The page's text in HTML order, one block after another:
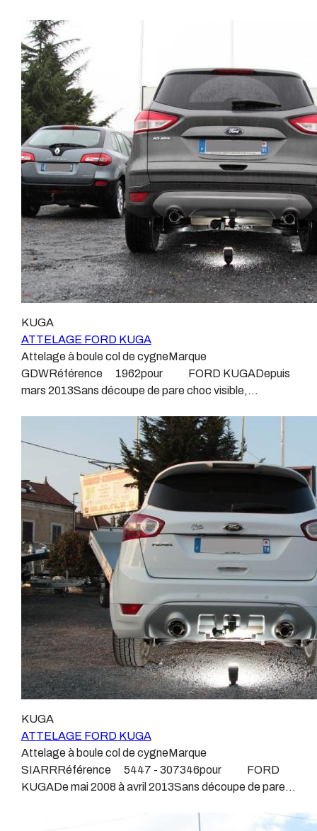
spécifiquement pour votre véhicule, se branchant aux
emplacements prévus et suivant les normes
constructeurs. En dehors de quelques rares cas, nous
ne montons jamais de faisceau appelé : adaptable,
universel, modulable, smart…., et quand nous le
faisons, s’il n’existe pas d’autre choix, nous utilisons le
plus haut de gamme du marché, le plus fiable et le plus
stable. Il faut savoir que le montage d’un faisceau non
conforme ou adaptable vous fera perdre tout recours et
toute garantie auprès du constructeur en cas de
défaillance. Ce genre de faisceau est souvent mal
monté, alimenté par les éclairages intérieurs et fait
courir de vrai risque technique à votre véhicule. Nous
n’intervenons pas sur les véhicules ayant ce type de
montage non conforme. Voilà pourquoi il est nécessaire
de confier la pose d'un attelage à un professionnel
agréé, habitué à poser des attelages et respectant les
différentes dénominations pour un attelage sont :
Attelage pour voiture, crochet d’attelage, boule pour
voiture, attache remorque, attache voiture, attelage
camion, crochet voiture, attache auto, boule pour
remorque, boule d’arrimage, crochet d’attache.
kgValeur S 105 kgPoids de l'attelage 19.8
kgAnhängerkupplung FORD KUGAPatrick Remorques
se conjugue avec ATTELAGE depuis 1968.Les temps
ont changé depuis les premiers attelages fabriqués à la
demande dans l’atelier, autour d’un poste à souder et
d’un étau.L’évolution technique et la normalisation sont
passées par là.Maintenant un attelage doit être
homologué, c’est le cas de tous les produits que nous
proposons, sans exception !Nous ne travaillons qu’avec
les marques homologuées à même d’assurer le suivi de
leurs produits :ATTELAGES
WESTFALIAATTELAGES SIARRATTELAGES
BRINKATTELAGES THULEATTELAGES
BOISNIERATTELAGES GDWATTELAGES
ARAGONLe faisceau électrique est devenu le produit le
plus technique, lui aussi est soumis à normalisation et
homologation.Le faisceau est connecté à votre
véhicule, il doit être prévu à cet effet, supporter les
vibrations et les contraintes auquel il peut être soumis.
Dans certains cas le faisceau connecté modifie la
gestion des assistances à la conduite type EPS, ABS,
….Nous n’installons (quand ils existent) que des
spécifiquement pour votre véhicule, se branchant aux
emplacements prévus et suivant les normes
constructeurs.En dehors de quelques rares cas, nous
ne montons jamais de faisceau appelé : adaptable,
universel, modulable, smart…., et quand nous le
faisons, s’il n’existe pas d’autre choix, nous utilisons le
plus haut de gamme du marché, le plus fiable et le plus
stableIl faut savoir que le montage d’un faisceau non
conforme ou adaptable vous fera perdre tout recours et
toute garantie auprès du constructeur en cas de
défaillance. Ce genre de faisceau est souvent mal
monté, alimenté par les éclairages intérieurs et fait
courir de vrai risque technique à votre véhicule.Nous
n’intervenons pas sur les véhicules ayant ce type de
montage non conforme.Voilà pourquoi il est nécessaire
de confier la pose d'un attelage à un professionnel
agréé, habitué à poser des attelages et respectant les
différentes dénominations pour un attelage sont
:Attelage pour voiture, crochet d’attelage, boule pour
voiture, attache remorque, attache voiture, attelage
camion, crochet voiture, attache auto, boule pour
remorque, boule d’arrimage, crochet d’attache.
KUGA
ATTELAGE FORD KUGA
Attelage à boule col de cygneMarque
GDWRéférence 1962pour FORD KUGADepuis
mars 2013Sans découpe de pare choc visible,
tractable 2150 kgValeur S 100 kgAnhängerkupplung
FORD KUGAPatrick Remorques se conjugue avec
ATTELAGE depuis 1968.Les temps ont changé depuis
les premiers attelages fabriqués à la demande dans
l’atelier, autour d’un poste à souder et d’un
étau.L’évolution technique et la normalisation sont
passées par là.Maintenant un attelage doit être
homologué, c’est le cas de tous les produits que nous
proposons, sans exception !Nous ne travaillons qu’avec
les marques homologuées à même d’assurer le suivi de
leurs produits :ATTELAGES
WESTFALIAATTELAGES SIARRATTELAGES
BRINKATTELAGES THULEATTELAGES
BOISNIERATTELAGES GDWATTELAGES
ARAGONLe faisceau électrique est devenu le produit le
plus technique, lui aussi est soumis à normalisation et
homologation.Le faisceau est connecté à votre
véhicule, il doit être prévu à cet effet, supporter les
vibrations et les contraintes auquel il peut être soumis.
Dans certains cas le faisceau connecté modifie la
gestion des assistances à la conduite type EPS, ABS,
….Nous n’installons (quand ils existent) que des
spécifiquement pour votre véhicule, se branchant aux
KUGA
ATTELAGE FORD KUGA
Attelage à boule col de cygneMarque
SIARRRéférence 5447 - 307346pour FORD
KUGADe mai 2008 à avril 2013Sans découpe de pare
chocsPoids maxi tractable 2100kgValeur S 105